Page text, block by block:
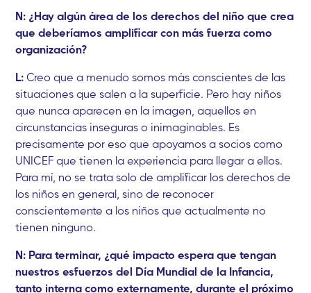
N: ¿Hay algún área de los derechos del niño que crea
que deberíamos amplificar con más fuerza como
organización?
L: Creo que a menudo somos más conscientes de las
situaciones que salen a la superficie. Pero hay niños
que nunca aparecen en la imagen, aquellos en
circunstancias inseguras o inimaginables. Es
precisamente por eso que apoyamos a socios como
UNICEF que tienen la experiencia para llegar a ellos.
Para mí, no se trata solo de amplificar los derechos de
los niños en general, sino de reconocer
conscientemente a los niños que actualmente no
tienen ninguno.
N: Para terminar, ¿qué impacto espera que tengan
nuestros esfuerzos del Día Mundial de la Infancia,
tanto interna como externamente, durante el próximo